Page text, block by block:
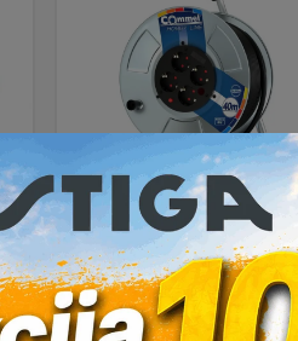
Produžni kabel –
motalica COMMEL
280mm 3×2.5 40m
0931 GG/J
137,90€